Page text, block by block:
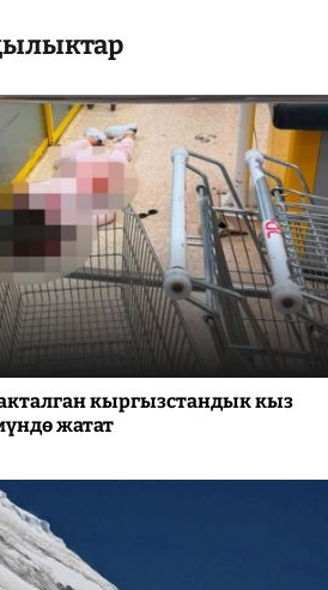
кыргызстандык кыз
жатат